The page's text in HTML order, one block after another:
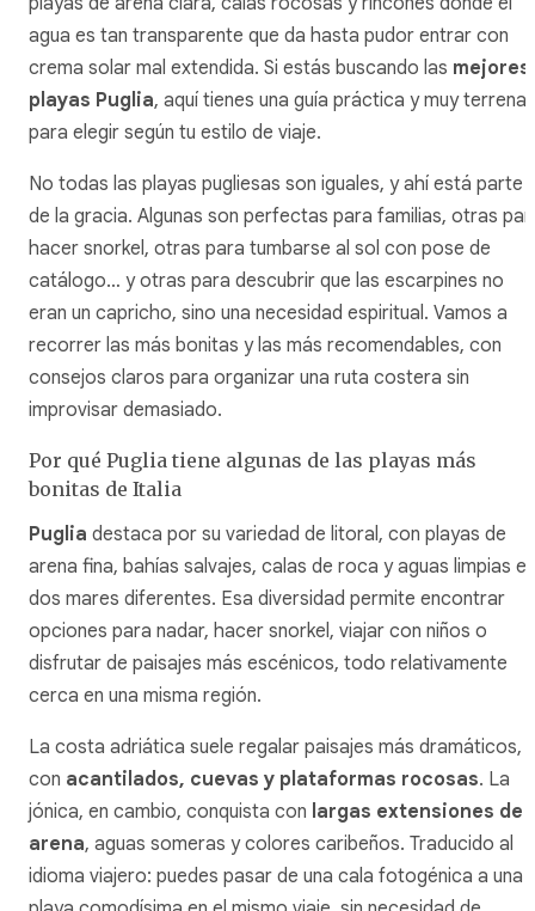
agua es tan transparente que da hasta pudor entrar con
crema solar mal extendida. Si estás buscando las mejores
playas Puglia, aquí tienes una guía práctica y muy terrenal
para elegir según tu estilo de viaje.
No todas las playas pugliesas son iguales, y ahí está parte
de la gracia. Algunas son perfectas para familias, otras
hacer snorkel, otras para tumbarse al sol con pose de
catálogo… y otras para descubrir que las escarpines no
eran un capricho, sino una necesidad espiritual. Vamos a
recorrer las más bonitas y las más recomendables, con
consejos claros para organizar una ruta costera sin
improvisar demasiado.
Por qué Puglia tiene algunas de las playas más
bonitas de Italia
Puglia destaca por su variedad de litoral, con playas de
arena fina, bahías salvajes, calas de roca y aguas limpias en
dos mares diferentes. Esa diversidad permite encontrar
opciones para nadar, hacer snorkel, viajar con niños o
disfrutar de paisajes más escénicos, todo relativamente
cerca en una misma región.
La costa adriática suele regalar paisajes más dramáticos,
con acantilados, cuevas y plataformas rocosas. La
jónica, en cambio, conquista con largas extensiones de
arena, aguas someras y colores caribeños. Traducido al
idioma viajero: puedes pasar de una cala fotogénica a una